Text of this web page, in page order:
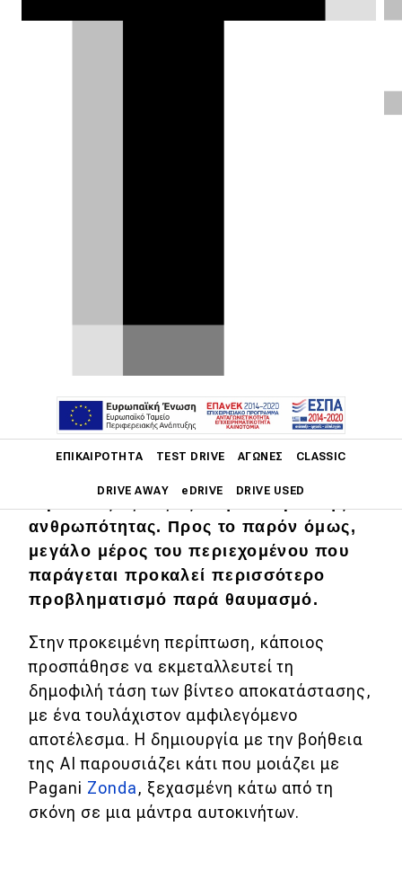
ΕΠΙΚΑΙΡΌΤΗΤΑ TEST DRIVE ΑΓΏΝΕΣ CLASSIC
DRIVE AWAY eDRIVE DRIVE USED
Main navigation
Επικαιρότητα
Νέα μοντέλα
Πρωτότυπα
Ελλάδα
Κόσμος
Τεχνολογία
Ασφάλεια
Αγορά
ένα άδειο οικόπεδο. Χάρη όμως στην
ανθρωπότητας. Προς το παρόν όμως,
μεγάλο μέρος του περιεχομένου που
παράγεται προκαλεί περισσότερο
προβληματισμό παρά θαυμασμό.
Στην προκειμένη περίπτωση, κάποιος
προσπάθησε να εκμεταλλευτεί τη
δημοφιλή τάση των βίντεο αποκατάστασης,
με ένα τουλάχιστον αμφιλεγόμενο
αποτέλεσμα. Η δημιουργία με την βοήθεια
της AI παρουσιάζει κάτι που μοιάζει με
Pagani Zonda, ξεχασμένη κάτω από τη
σκόνη σε μια μάντρα αυτοκινήτων.